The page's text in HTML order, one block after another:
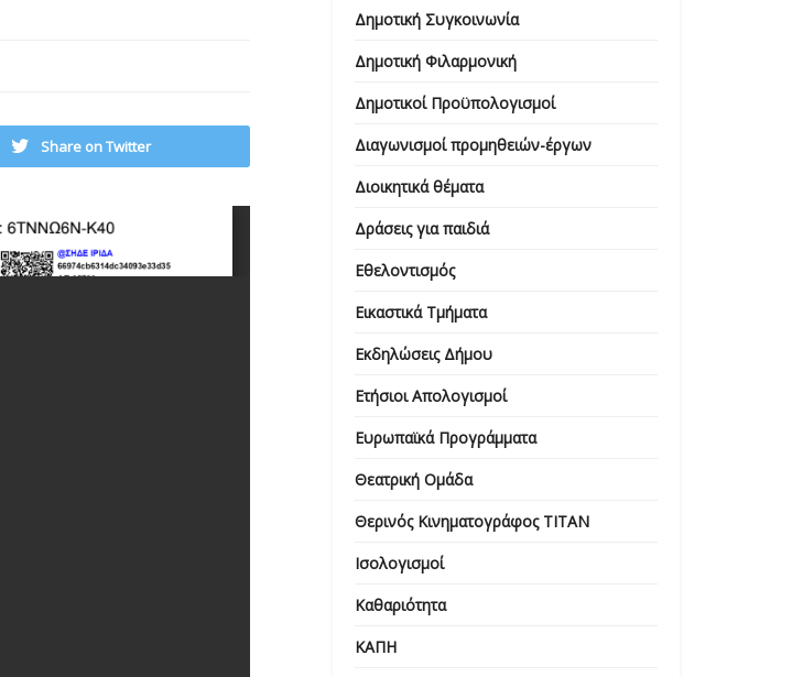
Share on Twitter
Δημοτική Συγκοινωνία
Δημοτική Φιλαρμονική
Δημοτικοί Προϋπολογισμοί
Διαγωνισμοί προμηθειών-έργων
Διοικητικά θέματα
Δράσεις για παιδιά
Εθελοντισμός
Εικαστικά Τμήματα
Εκδηλώσεις Δήμου
Ετήσιοι Απολογισμοί
Ευρωπαϊκά Προγράμματα
Θεατρική Ομάδα
Θερινός Κινηματογράφος ΤΙΤΑΝ
Ισολογισμοί
Καθαριότητα
ΚΑΠΗ